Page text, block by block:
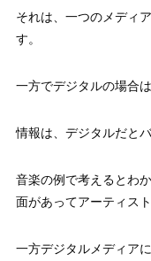
それは、一つのメディ
す。
一方でデジタルの場合
情報は、デジタルだと
音楽の例で考えるとわ
面があってアーティス
一方デジタルメディア